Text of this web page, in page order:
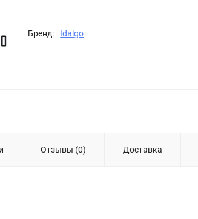
Бренд: Idalgo
Отзывы (0) Доставка